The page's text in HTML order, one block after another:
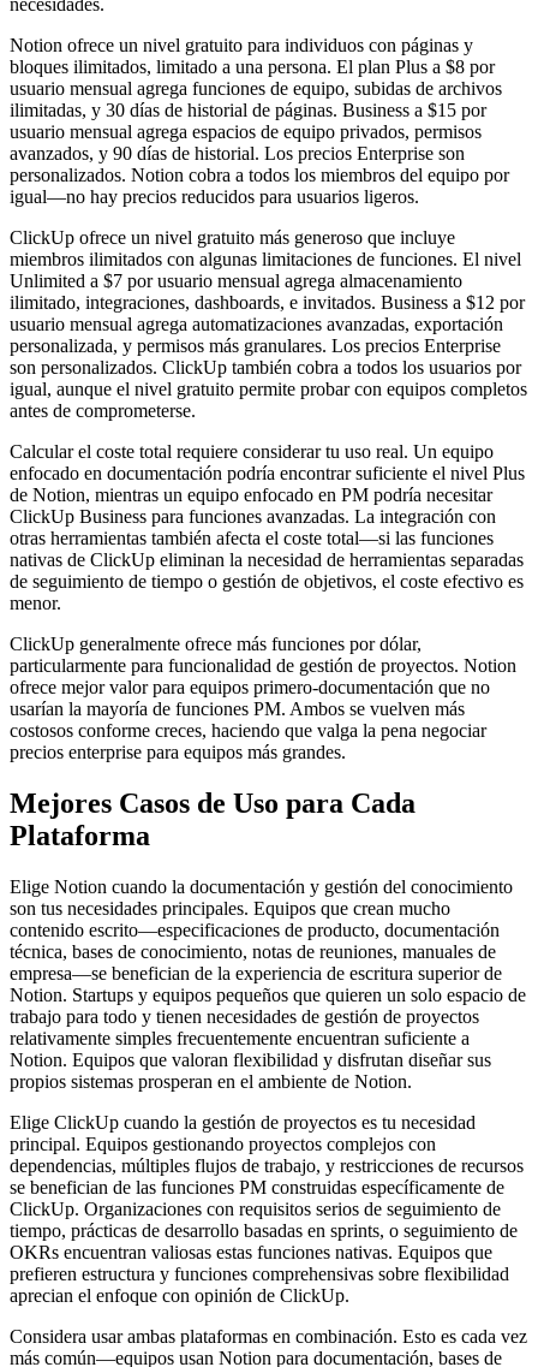
Notion ofrece un nivel gratuito para individuos con páginas y
bloques ilimitados, limitado a una persona. El plan Plus a $8 por
usuario mensual agrega funciones de equipo, subidas de archivos
ilimitadas, y 30 días de historial de páginas. Business a $15 por
usuario mensual agrega espacios de equipo privados, permisos
avanzados, y 90 días de historial. Los precios Enterprise son
personalizados. Notion cobra a todos los miembros del equipo por
igual—no hay precios reducidos para usuarios ligeros.
ClickUp ofrece un nivel gratuito más generoso que incluye
miembros ilimitados con algunas limitaciones de funciones. El nivel
Unlimited a $7 por usuario mensual agrega almacenamiento
ilimitado, integraciones, dashboards, e invitados. Business a $12 por
usuario mensual agrega automatizaciones avanzadas, exportación
personalizada, y permisos más granulares. Los precios Enterprise
son personalizados. ClickUp también cobra a todos los usuarios por
igual, aunque el nivel gratuito permite probar con equipos completos
antes de comprometerse.
Calcular el coste total requiere considerar tu uso real. Un equipo
enfocado en documentación podría encontrar suficiente el nivel Plus
de Notion, mientras un equipo enfocado en PM podría necesitar
ClickUp Business para funciones avanzadas. La integración con
otras herramientas también afecta el coste total—si las funciones
nativas de ClickUp eliminan la necesidad de herramientas separadas
de seguimiento de tiempo o gestión de objetivos, el coste efectivo es
menor.
ClickUp generalmente ofrece más funciones por dólar,
particularmente para funcionalidad de gestión de proyectos. Notion
ofrece mejor valor para equipos primero-documentación que no
usarían la mayoría de funciones PM. Ambos se vuelven más
costosos conforme creces, haciendo que valga la pena negociar
precios enterprise para equipos más grandes.
Mejores Casos de Uso para Cada
Plataforma
Elige Notion cuando la documentación y gestión del conocimiento
son tus necesidades principales. Equipos que crean mucho
contenido escrito—especificaciones de producto, documentación
técnica, bases de conocimiento, notas de reuniones, manuales de
empresa—se benefician de la experiencia de escritura superior de
Notion. Startups y equipos pequeños que quieren un solo espacio de
trabajo para todo y tienen necesidades de gestión de proyectos
relativamente simples frecuentemente encuentran suficiente a
Notion. Equipos que valoran flexibilidad y disfrutan diseñar sus
propios sistemas prosperan en el ambiente de Notion.
Elige ClickUp cuando la gestión de proyectos es tu necesidad
principal. Equipos gestionando proyectos complejos con
dependencias, múltiples flujos de trabajo, y restricciones de recursos
se benefician de las funciones PM construidas específicamente de
ClickUp. Organizaciones con requisitos serios de seguimiento de
tiempo, prácticas de desarrollo basadas en sprints, o seguimiento de
OKRs encuentran valiosas estas funciones nativas. Equipos que
prefieren estructura y funciones comprehensivas sobre flexibilidad
aprecian el enfoque con opinión de ClickUp.
Considera usar ambas plataformas en combinación. Esto es cada vez
más común—equipos usan Notion para documentación, bases de